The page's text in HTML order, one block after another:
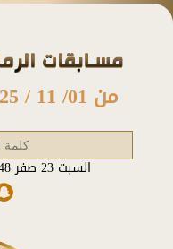
من 01/ 11 / 2025 الى 01/ 02 / 2026
السبت 23 صفر 1448 هـ - 8 أغسطس 2026 م